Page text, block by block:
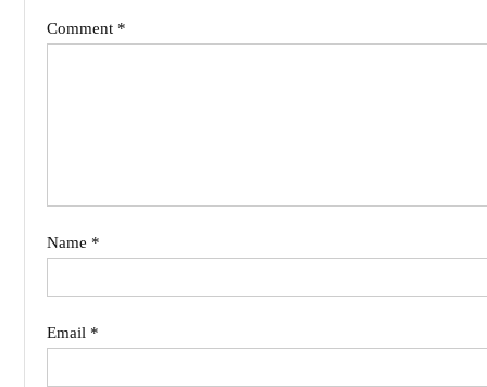
Comment *
Name *
Email *